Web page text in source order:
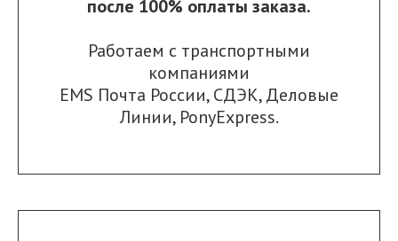
после 100% оплаты заказа.
Работаем с транспортными
компаниями
EMS Почта России,СДЭК,Деловые
Линии, PonyExpress.